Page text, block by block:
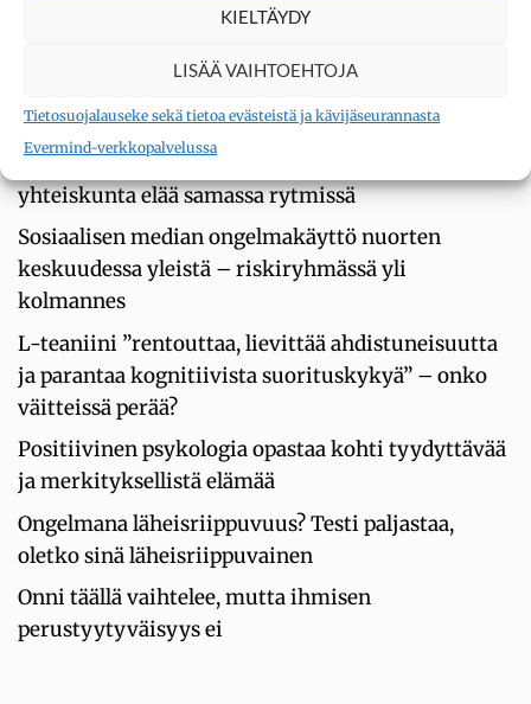
KIELTÄYDY
LISÄÄ VAIHTOEHTOJA
Tietosuojalauseke sekä tietoa evästeistä ja kävijäseurannasta
Evermind-verkkopalvelussa
Unien tulkinnasta unien ymmärtämiseen –
joka muuttaa muotoaan iän myötä
Aamuvirkun on helpompi voida hyvin, sillä
yhteiskunta elää samassa rytmissä
Sosiaalisen median ongelmakäyttö nuorten
keskuudessa yleistä – riskiryhmässä yli
kolmannes
L-teaniini ”rentouttaa, lievittää ahdistuneisuutta
ja parantaa kognitiivista suorituskykyä” – onko
väitteissä perää?
Positiivinen psykologia opastaa kohti tyydyttävää
ja merkityksellistä elämää
Ongelmana läheisriippuvuus? Testi paljastaa,
oletko sinä läheisriippuvainen
Onni täällä vaihtelee, mutta ihmisen
perustyytyväisyys ei